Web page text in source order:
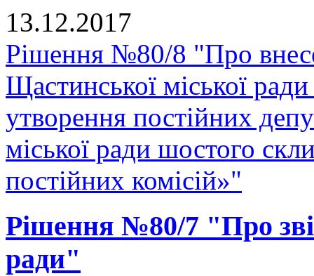
13.12.2017
Рішення №80/8 "Про
Щастинської міської
утворення постійних
міської ради шостого
постійних комісій»"
Рішення №80/7 "Про
ради"